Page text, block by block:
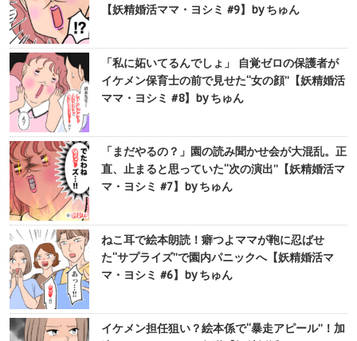
【妖精婚活ママ・ヨシミ #9】by ちゅん
「私に妬いてるんでしょ」 自覚ゼロの保護者が
イケメン保育士の前で見せた“女の顔”【妖精婚活
ママ・ヨシミ #8】by ちゅん
「まだやるの？」園の読み聞かせ会が大混乱。正
直、止まると思っていた“次の演出”【妖精婚活マ
マ・ヨシミ #7】by ちゅん
ねこ耳で絵本朗読！癖つよママが鞄に忍ばせ
た“サプライズ”で園内パニックへ【妖精婚活マ
マ・ヨシミ #6】by ちゅん
イケメン担任狙い？絵本係で“暴走アピール”！加